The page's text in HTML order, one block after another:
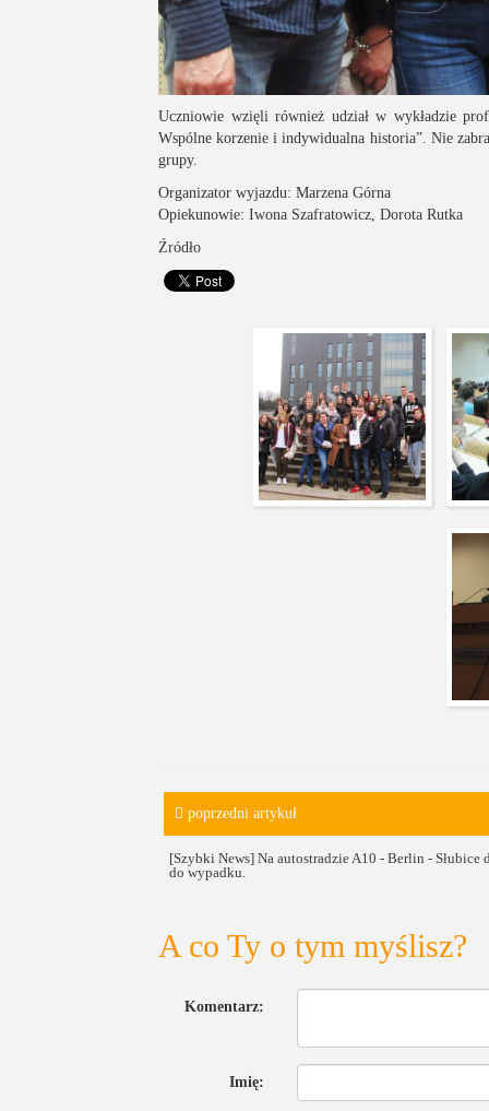
Uczniowie wzięli również udział w wykładzie
Wspólne korzenie i indywidualna historia”. Nie
grupy.
Organizator wyjazdu: Marzena Górna
Opiekunowie: Iwona Szafratowicz, Dorota Rutka
Źródło
poprzedni artykuł
[Szybki News] Na autostradzie A10 - Berlin - Słubice
do wypadku.
A co Ty o tym myślisz?
Komentarz:
Imię: